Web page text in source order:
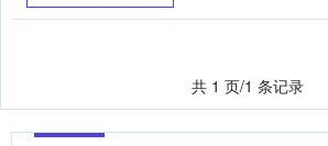
共 1 页/1 条记录